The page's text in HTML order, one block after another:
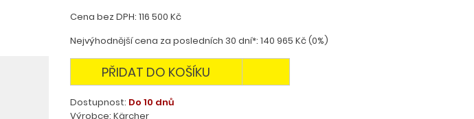
Cena bez DPH: 116 500 Kč
Nejvýhodnější cena za posledních 30 dní*: 140 965 Kč (0%)
PŘIDAT DO KOŠÍKU
Dostupnost: Do 10 dnů
Výrobce: Kärcher